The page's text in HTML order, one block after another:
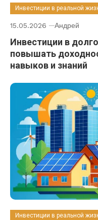
Инвестиции в реальной
15.05.2026 Андрей
Инвестиции в
повышать
навыков и знаний
Инвестиции в реальной